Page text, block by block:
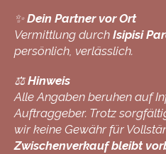
✨Dein Partner vor Ort
Vermittlung durch Isipisi
persönlich, verlässlich.
⚖️Hinweis
Alle Angaben beruhen auf
Auftraggeber. Trotz
wir keine Gewähr für
Zwischenverkauf bleibt